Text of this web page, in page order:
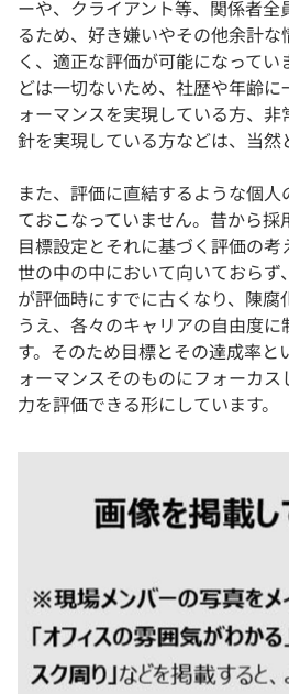
ーや、クライアント等、関係者
るため、好き嫌いやその他余計
く、適正な評価が可能になって
どは一切ないため、社歴や年齢
ォーマンスを実現している方、
針を実現している方などは、当然
また、評価に直結するような個
ておこなっていません。昔から
目標設定とそれに基づく評価の
世の中の中において向いておら
が評価時にすでに古くなり、陳腐
うえ、各々のキャリアの自由度
す。そのため目標とその達成率と
ォーマンスそのものにフォーカ
力を評価できる形にしています。